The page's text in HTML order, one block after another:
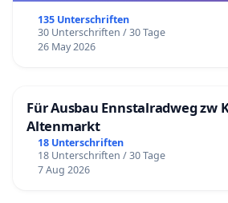
135 Unterschriften
30 Unterschriften / 30 Tage
26 May 2026
Für Ausbau Ennstalradweg zw
Altenmarkt
18 Unterschriften
18 Unterschriften / 30 Tage
7 Aug 2026